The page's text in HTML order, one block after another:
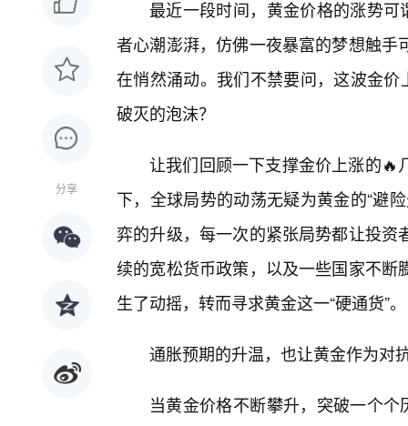
分享
最近一段时间，黄金价格的涨势可
者心潮澎湃，仿佛一夜暴富的梦想触
在悄然涌动。我们不禁要问，这波金
破灭的泡沫？
让我们回顾一下支撑金价上涨的🔥
下，全球局势的动荡无疑为黄金的“避
弈的升级，每一次的紧张局势都让投
续的宽松货币政策，以及一些国家不
生了动摇，转而寻求黄金这一“硬通货”。
通胀预期的升温，也让黄金作为对
当黄金价格不断攀升，突破一个